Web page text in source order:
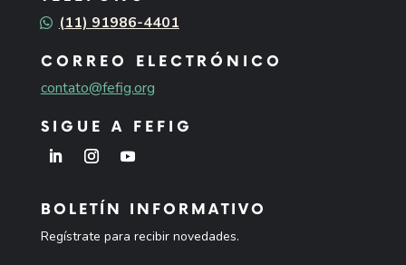
(11) 91986-4401
CORREO ELECTRÓNICO
contato@fefig.org
SIGUE A FEFIG
BOLETÍN INFORMATIVO
Regístrate para recibir novedades.